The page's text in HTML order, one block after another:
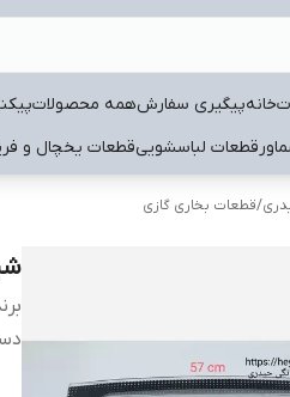
خانهپیگیری سفارشهمه محصولات
قطعات لباسشوییقطعات یخچال و
/قطعات بخاری گازی